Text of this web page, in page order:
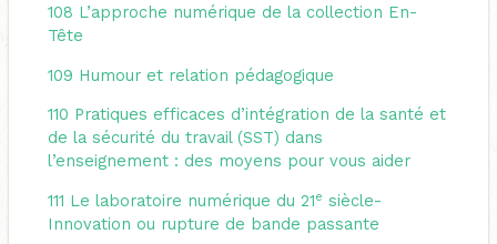
108 L’approche numérique de la collection En-
Tête
109 Humour et relation pédagogique
110 Pratiques efficaces d’intégration de la santé et
de la sécurité du travail (SST) dans
l’enseignement : des moyens pour vous aider
111 Le laboratoire numérique du 21e siècle-
Innovation ou rupture de bande passante